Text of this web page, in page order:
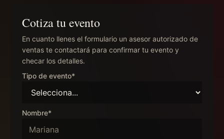
Cotiza tu evento
En cuanto llenes el formulario un asesor autorizado de
ventas te contactará para confirmar tu evento y
checar los detalles.
Tipo de evento*
Nombre*